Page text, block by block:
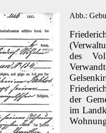
Abb.:
des
der
im